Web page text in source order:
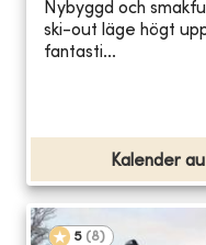
Nybyggd och
ski-out läge högt
fantasti...
Kalender
5 (8)